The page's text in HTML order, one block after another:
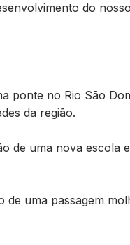
do
ponte no Rio São
da região.
de uma nova escola
uma passagem